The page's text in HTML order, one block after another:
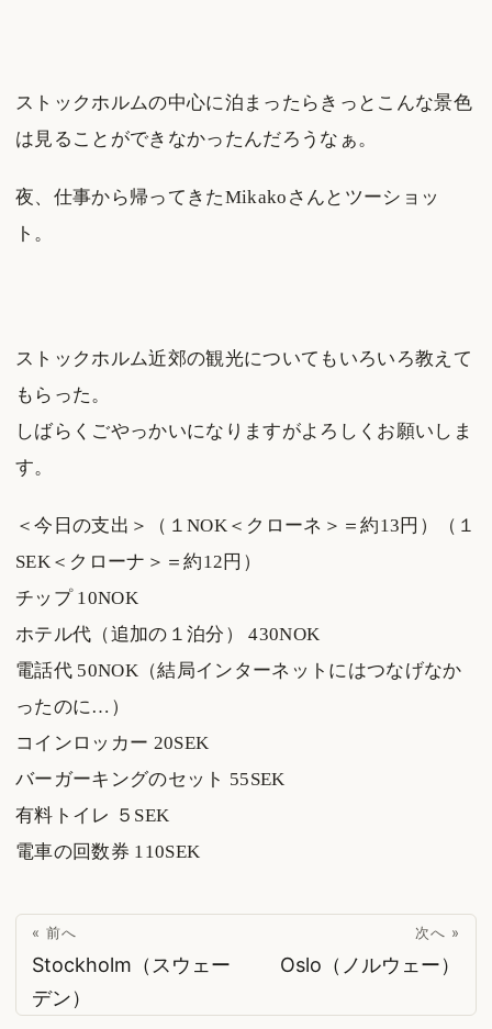
ストックホルムの中心に泊まったらきっとこんな景色
は見ることができなかったんだろうなぁ。
夜、仕事から帰ってきたMikakoさんとツーショッ
ト。
ストックホルム近郊の観光についてもいろいろ教えて
もらった。
しばらくごやっかいになりますがよろしくお願いしま
す。
＜今日の支出＞（１NOK＜クローネ＞＝約13円）（１
SEK＜クローナ＞＝約12円）
チップ 10NOK
ホテル代（追加の１泊分） 430NOK
電話代 50NOK（結局インターネットにはつなげなか
ったのに…）
コインロッカー 20SEK
バーガーキングのセット 55SEK
有料トイレ ５SEK
電車の回数券 110SEK
« 前へ
Stockholm（スウェー
デン）
次へ »
Oslo（ノルウェー）